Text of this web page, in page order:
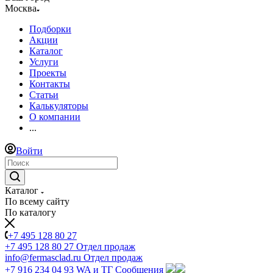
Москва
Подборки
Акции
Каталог
Услуги
Проекты
Контакты
Статьи
Калькуляторы
О компании
...
Войти
Каталог
По всему сайту
По каталогу
+7 495 128 80 27
+7 495 128 80 27 Отдел продаж
info@fermasclad.ru Отдел продаж
+7 916 234 04 93 WA и ТГ Сообщения